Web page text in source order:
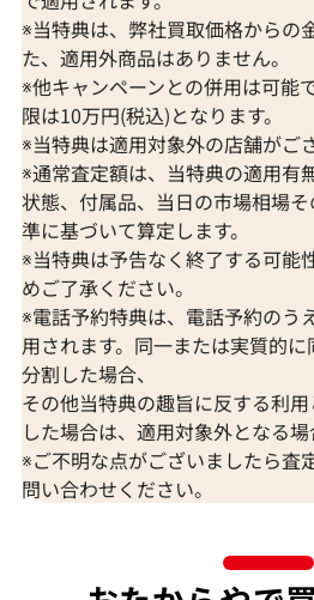
K18 ブルートパーズ・ダイヤモン
65.57・0.26・0.06ct
参考買取価格
309,000円
2026年7月10日時点
※当特典は、弊社買取価格からの
た、適用外商品はありません。
※他キャンペーンとの併用は可能
限は10万円(税込)となります。
※当特典は適用対象外の店舗がご
※通常査定額は、当特典の適用有
状態、付属品、当日の市場相場
準に基づいて算定します。
※当特典は予告なく終了する可能
めご了承ください。
※電話予約特典は、電話予約のう
用されます。同一または実質的
分割した場合、
その他当特典の趣旨に反する利
した場合は、適用対象外となる場
※ご不明な点がございましたら査
問い合わせください。